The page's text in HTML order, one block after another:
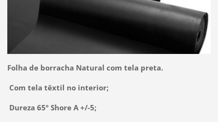
Folha de borracha Natural com tela preta.
Com tela têxtil no interior;
Dureza 65º Shore A +/-5;